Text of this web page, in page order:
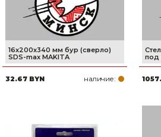
16х200х340 мм бур (сверло)
SDS-max MAKITA
32.67 BYN наличие:
под